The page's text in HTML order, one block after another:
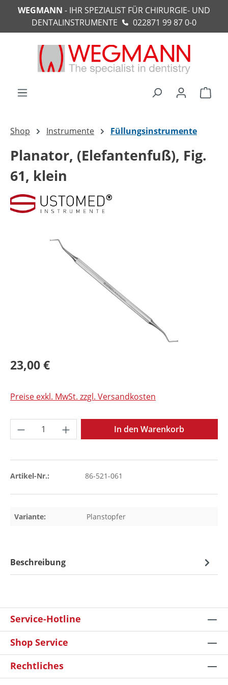
springen
WEGMANN - IHR SPEZIALIST FÜR CHIRURGIE- UND
DENTALINSTRUMENTE
022871 99 87 0-0
Shop Instrumente Füllungsinstrumente
Planator, (Elefantenfuß), Fig.
61, klein
Bildergalerie überspringen
23,00 €
Preise exkl. MwSt. zzgl. Versandkosten
Produkt Anzahl: Gib den gewünschten
In den Warenkorb
Artikel-Nr.: 86-521-061
Variante: Planstopfer
Beschreibung
Service-Hotline
Shop Service
Rechtliches